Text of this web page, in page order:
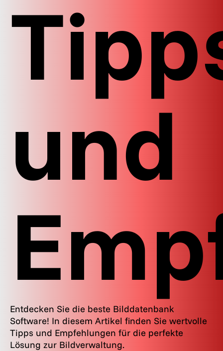
und
Entdecken Sie die beste Bilddatenbank
Software! In diesem Artikel finden Sie wertvolle
Tipps und Empfehlungen für die perfekte
Lösung zur Bildverwaltung.